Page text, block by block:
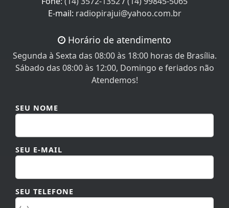
Horário de atendimento
Segunda à Sexta das 08:00 às 18:00 horas de Brasília.
Atendemos!